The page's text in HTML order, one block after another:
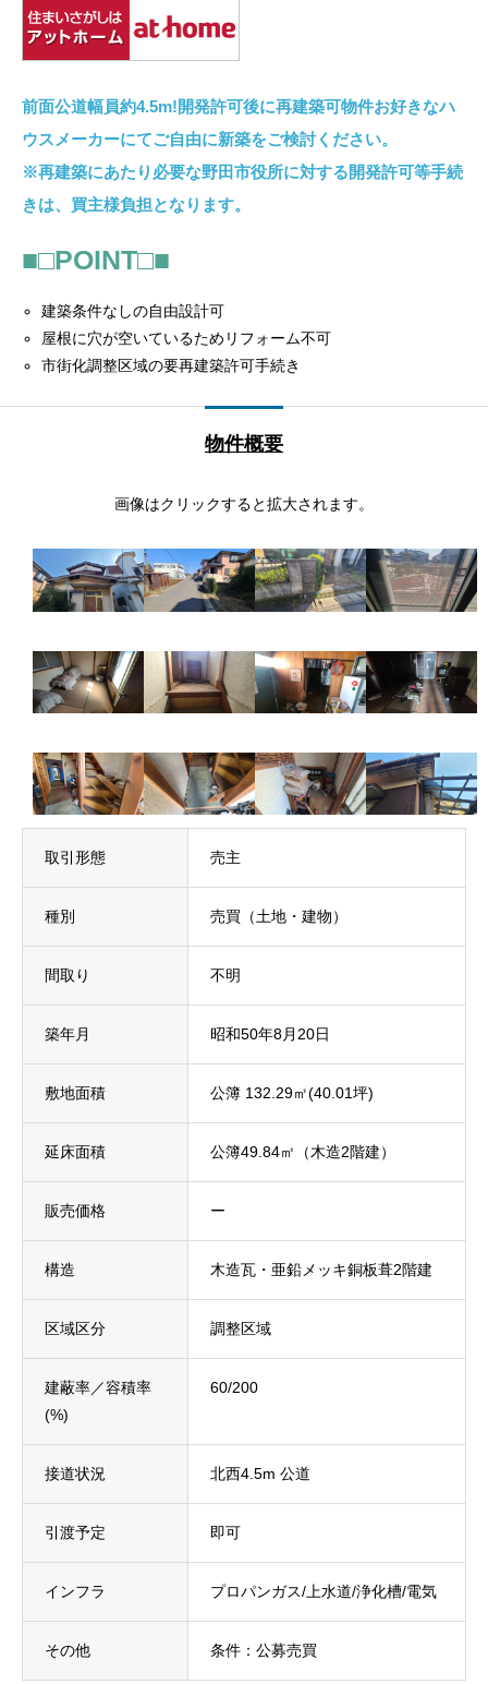
前面公道幅員約4.5m!開発許可後に再建築可物件お好きなハ
ウスメーカーにてご自由に新築をご検討ください。
※再建築にあたり必要な野田市役所に対する開発許可等手続
きは、買主様負担となります。
■□POINT□■
建築条件なしの自由設計可
屋根に穴が空いているためリフォーム不可
市街化調整区域の要再建築許可手続き
物件概要
画像はクリックすると拡大されます。
取引形態 売主
種別 売買（土地・建物）
間取り 不明
築年月 昭和50年8月20日
敷地面積 公簿 132.29㎡(40.01坪)
延床面積 公簿49.84㎡（木造2階建）
販売価格 ー
構造 木造瓦・亜鉛メッキ銅板葺2階建
区域区分 調整区域
建蔽率／容積率
(%)
60/200
接道状況 北西4.5m 公道
引渡予定 即可
インフラ プロパンガス/上水道/浄化槽/電気
その他 条件：公募売買